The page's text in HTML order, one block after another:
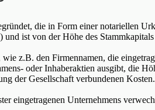
die in Form einer notariellen
ist von der Höhe des Stammkapitals
z.B. den Firmennamen, die
oder Inhaberaktien ausgibt, die
der Gesellschaft verbundenen Kosten.
eingetragenen Unternehmens